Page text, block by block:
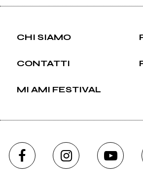
CHI SIAMO
CONTATTI
MI AMI FESTIVAL